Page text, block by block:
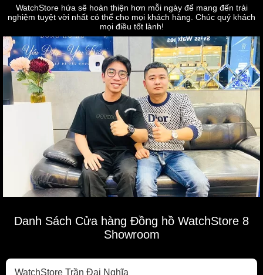
WatchStore hứa sẽ hoàn thiện hơn mỗi ngày để mang đến trải
nghiệm tuyệt vời nhất có thể cho mọi khách hàng. Chúc quý khách
mọi điều tốt lành!
Danh Sách Cửa hàng Đồng hồ WatchStore 8
Showroom
WatchStore Trần Đại Nghĩa